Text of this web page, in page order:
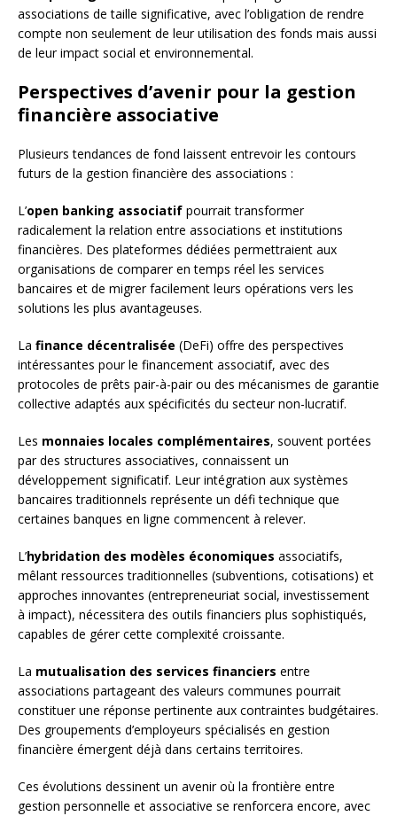
associations de taille significative, avec l’obligation de rendre
compte non seulement de leur utilisation des fonds mais aussi
de leur impact social et environnemental.
Perspectives d’avenir pour la gestion
financière associative
Plusieurs tendances de fond laissent entrevoir les contours
futurs de la gestion financière des associations :
L’open banking associatif pourrait transformer
radicalement la relation entre associations et institutions
financières. Des plateformes dédiées permettraient aux
organisations de comparer en temps réel les services
bancaires et de migrer facilement leurs opérations vers les
solutions les plus avantageuses.
La finance décentralisée (DeFi) offre des perspectives
intéressantes pour le financement associatif, avec des
protocoles de prêts pair-à-pair ou des mécanismes de garantie
collective adaptés aux spécificités du secteur non-lucratif.
Les monnaies locales complémentaires, souvent portées
par des structures associatives, connaissent un
développement significatif. Leur intégration aux systèmes
bancaires traditionnels représente un défi technique que
certaines banques en ligne commencent à relever.
L’hybridation des modèles économiques associatifs,
mêlant ressources traditionnelles (subventions, cotisations) et
approches innovantes (entrepreneuriat social, investissement
à impact), nécessitera des outils financiers plus sophistiqués,
capables de gérer cette complexité croissante.
La mutualisation des services financiers entre
associations partageant des valeurs communes pourrait
constituer une réponse pertinente aux contraintes budgétaires.
Des groupements d’employeurs spécialisés en gestion
financière émergent déjà dans certains territoires.
Ces évolutions dessinent un avenir où la frontière entre
gestion personnelle et associative se renforcera encore, avec